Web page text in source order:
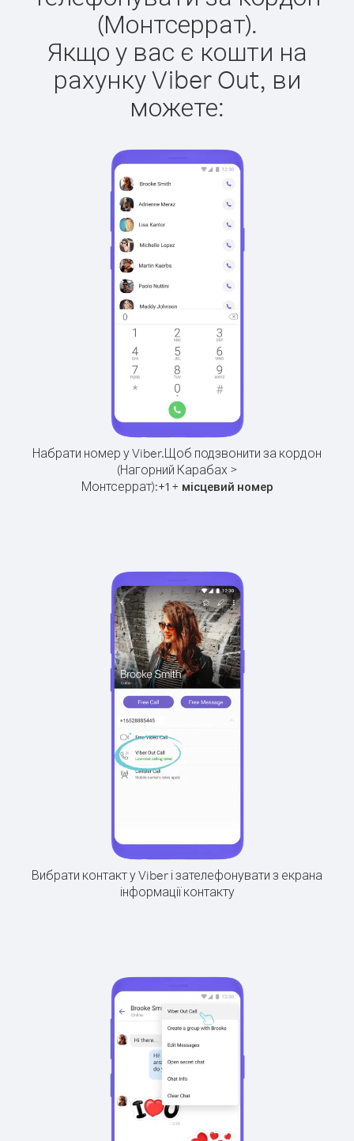
(Монтсеррат).
Якщо у вас є кошти на
рахунку Viber Out, ви
можете:
Набрати номер у Viber.Щоб подзвонити за кордон
(Нагорний Карабах >
Монтсеррат):+1+ місцевий номер
Вибрати контакт у Viber і зателефонувати з екрана
інформації контакту